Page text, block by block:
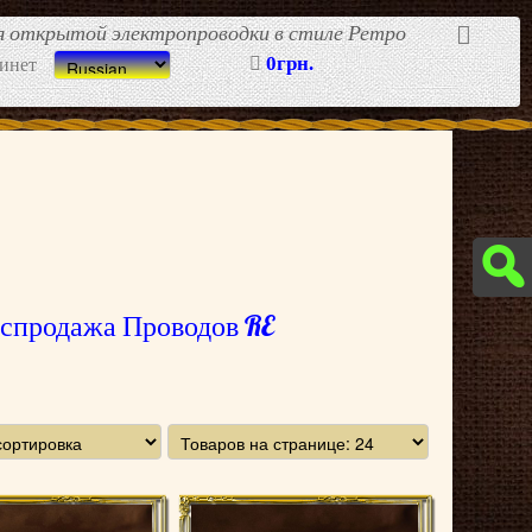
открытой электропроводки в стиле Ретро
0грн.
Проводов RE